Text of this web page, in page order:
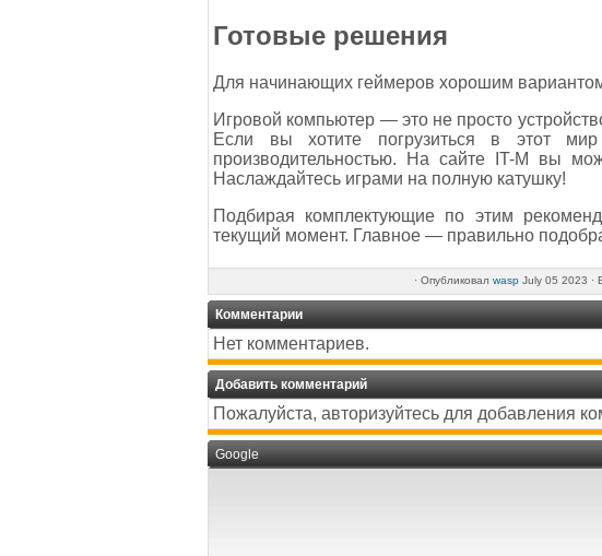
Готовые решения
Для начинающих геймеров хорошим вариантом
Игровой компьютер — это не просто
Если вы хотите погрузиться в этот
производительностью. На сайте IT-M вы
Наслаждайтесь играми на полную катушку!
Подбирая комплектующие по этим
текущий момент. Главное — правильно
· Опубликовал wasp July 05 2023 ·
Комментарии
Нет комментариев.
Добавить комментарий
Пожалуйста, авторизуйтесь для добавления
Google